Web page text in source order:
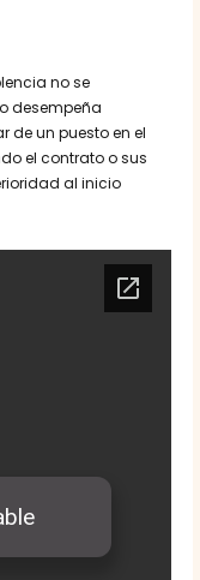
no se
desempeña
de un puesto en el
el contrato o sus
al inicio